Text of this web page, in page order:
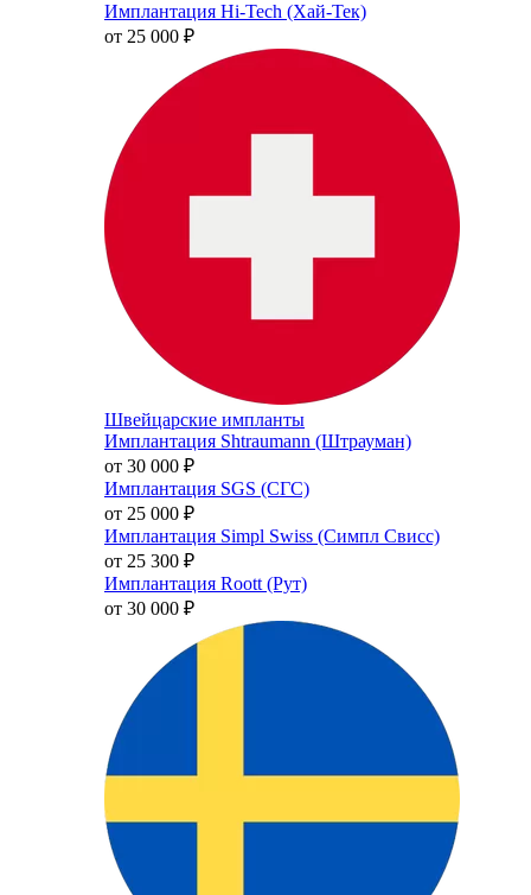
Имплантация Hi-Tech (Хай-Тек)
от 25 000 ₽
Швейцарские импланты
Имплантация Shtraumann (Штрауман)
от 30 000 ₽
Имплантация SGS (СГС)
от 25 000 ₽
Имплантация Simpl Swiss (Симпл Свисс)
от 25 300 ₽
Имплантация Roott (Рут)
от 30 000 ₽